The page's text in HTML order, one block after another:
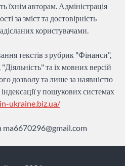
їхнім авторам. Адміністрація
за зміст та достовірність
користувачами.
текстів з рубрик "Фінанси",
та іх мовних версій
дозволу та лише за наявністю
у пошукових системах
ukraine.biz.ua/
ma6670296@gmail.com